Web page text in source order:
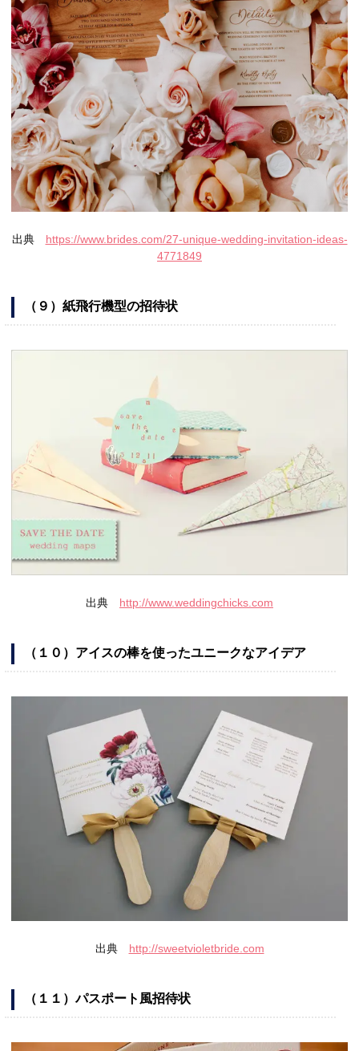
出典 https://www.brides.com/27-unique-wedding-invitation-ideas-
4771849
（９）紙飛行機型の招待状
出典 http://www.weddingchicks.com
（１０）アイスの棒を使ったユニークなアイデア
出典 http://sweetvioletbride.com
（１１）パスポート風招待状